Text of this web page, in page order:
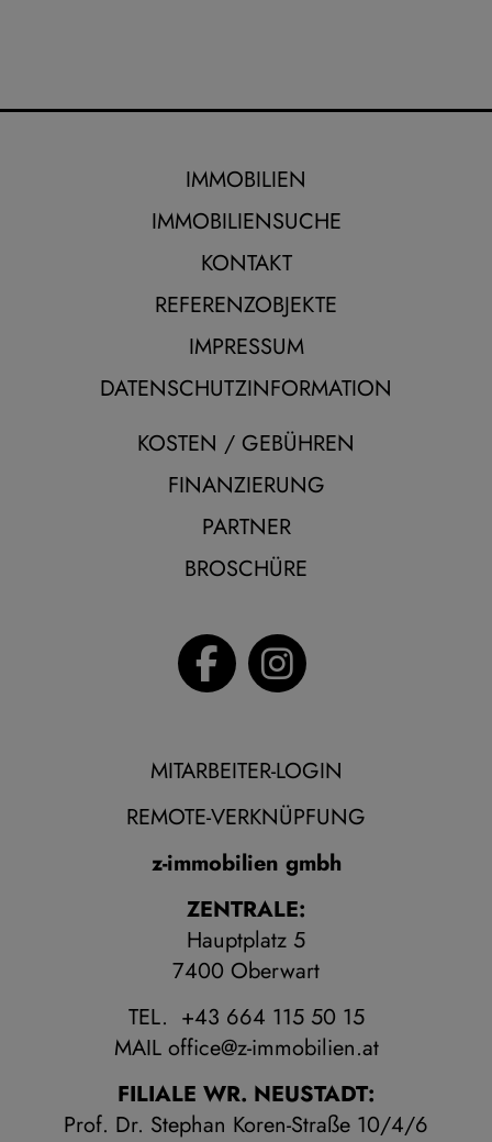
IMMOBILIEN
IMMOBILIENSUCHE
KONTAKT
REFERENZOBJEKTE
IMPRESSUM
DATENSCHUTZINFORMATION
KOSTEN / GEBÜHREN
FINANZIERUNG
PARTNER
BROSCHÜRE
MITARBEITER-LOGIN
REMOTE-VERKNÜPFUNG
z-immobilien gmbh
ZENTRALE:
Hauptplatz 5
7400 Oberwart
TEL. +43 664 115 50 15
MAIL office@z-immobilien.at
FILIALE WR. NEUSTADT:
Prof. Dr. Stephan Koren-Straße 10/4/6